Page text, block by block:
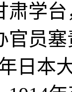
肃学
官员
日本